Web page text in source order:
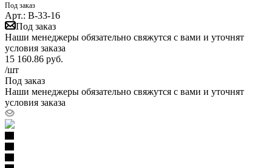
Под заказ
Арт.: В-33-16
Под заказ
Наши менеджеры обязательно свяжутся с вами и уточнят
условия заказа
15 160.86 руб.
/шт
Под заказ
Наши менеджеры обязательно свяжутся с вами и уточнят
условия заказа